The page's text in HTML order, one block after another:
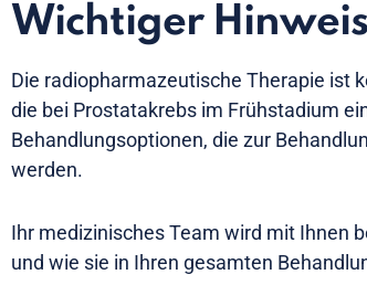
Wichtiger Hinweis
Die radiopharmazeutische Therapie ist
die bei Prostatakrebs im Frühstadium
Behandlungsoptionen, die zur
werden.
Ihr medizinisches Team wird mit Ihnen
und wie sie in Ihren gesamten